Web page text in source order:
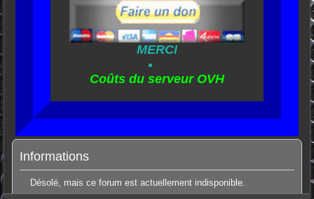
MERCI
Coûts du serveur OVH
Informations
Désolé, mais ce forum est actuellement indisponible.